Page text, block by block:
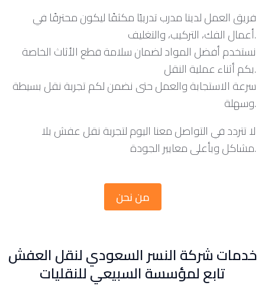
أعمال الفك، التركيب، والتغليف.
نستخدم أفضل المواد لضمان سلامة قطع الأثاث الخاصة
بكم أثناء عملية النقل.
سرعة الاستجابة والعمل حتى نضمن لكم تجربة نقل بسيطة
وسهلة.
لا تتردد في التواصل معنا اليوم لتجربة نقل عفش بلا
مشاكل وبأعلى معايير الجودة.
من نحن
خدمات شركة النسر السعودي لنقل العفش
تابع لمؤسسة السبيعي للنقليات